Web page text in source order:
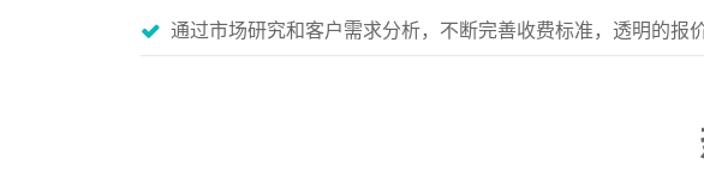
通过市场研究和客户需求分析，不断完善收费标准，透明的报